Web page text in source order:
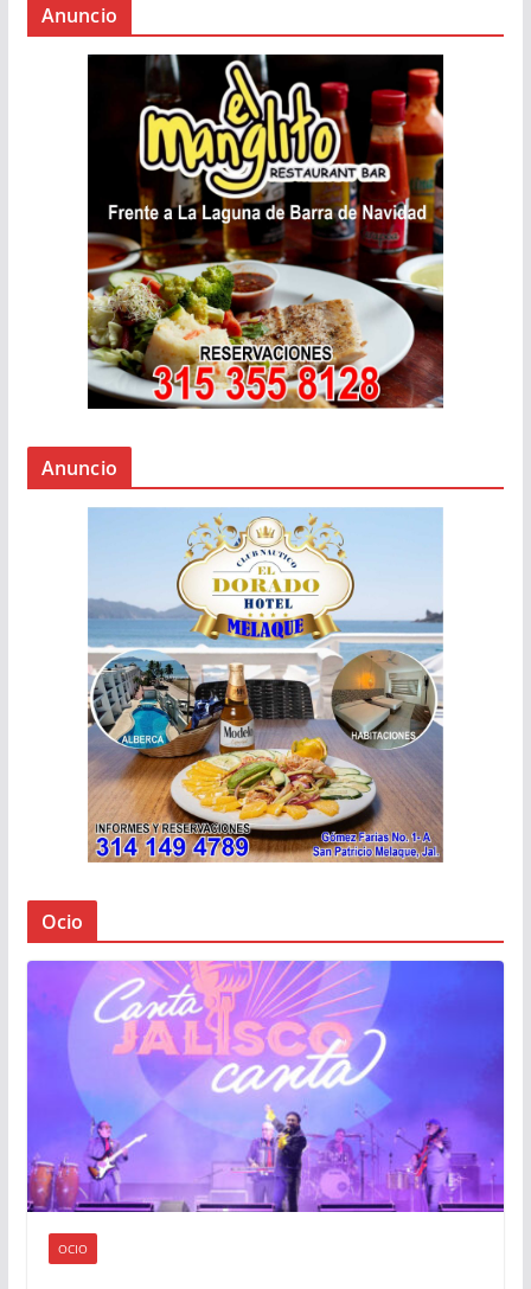
Anuncio
Anuncio
Ocio
OCIO